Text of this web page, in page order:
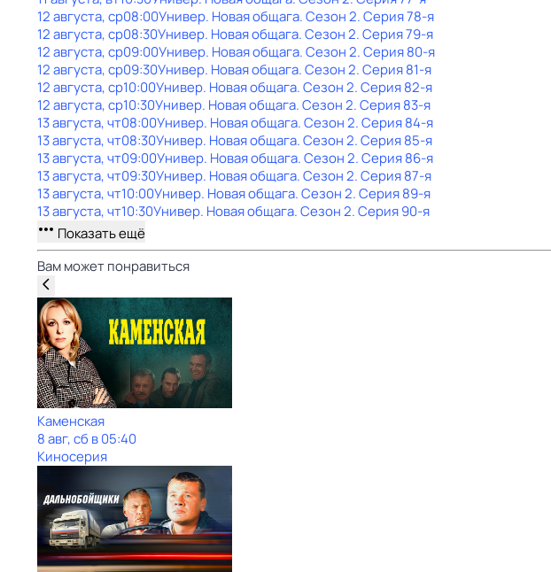
12 августа, ср08:00Универ. Новая общага. Сезон 2. Серия 78-я
12 августа, ср08:30Универ. Новая общага. Сезон 2. Серия 79-я
12 августа, ср09:00Универ. Новая общага. Сезон 2. Серия 80-я
12 августа, ср09:30Универ. Новая общага. Сезон 2. Серия 81-я
12 августа, ср10:00Универ. Новая общага. Сезон 2. Серия 82-я
12 августа, ср10:30Универ. Новая общага. Сезон 2. Серия 83-я
13 августа, чт08:00Универ. Новая общага. Сезон 2. Серия 84-я
13 августа, чт08:30Универ. Новая общага. Сезон 2. Серия 85-я
13 августа, чт09:00Универ. Новая общага. Сезон 2. Серия 86-я
13 августа, чт09:30Универ. Новая общага. Сезон 2. Серия 87-я
13 августа, чт10:00Универ. Новая общага. Сезон 2. Серия 89-я
13 августа, чт10:30Универ. Новая общага. Сезон 2. Серия 90-я
Показать ещё
Вам может понравиться
Каменская
8 авг, сб в 05:40
Киносерия